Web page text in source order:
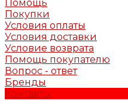
Помощь
Покупки
Условия оплаты
Условия доставки
Условие возврата
Помощь покупателю
Вопрос - ответ
Бренды
Контакты